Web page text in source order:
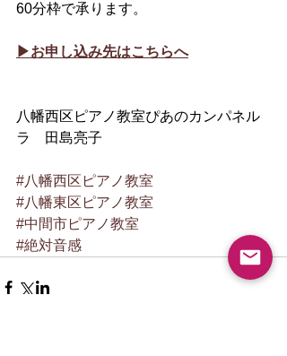
60分枠で承ります。
▶︎お申し込み先はこちらへ
八幡西区ピアノ教室ぴあのカンパネル
ラ　田島亮子
#八幡西区ピアノ教室
#八幡東区ピアノ教室
#中間市ピアノ教室
#絶対音感